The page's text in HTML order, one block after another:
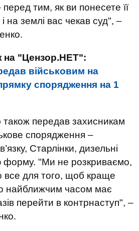
перед тим, як ви понесете її
на землі вас чекав суд", –
на "Цензор.НЕТ":
військовим на
спорядження на 1
передав захисникам
спорядження –
Старлінки, дизельні
форму. "Ми не розкриваємо,
для того, щоб краще
найближчим часом має
перейти в контрнаступ", –